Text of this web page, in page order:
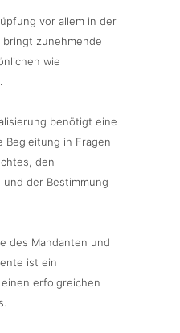
vor allem in der
bringt zunehmende
wie
benötigt eine
Begleitung in Fragen
den
der Bestimmung
des Mandanten und
ist ein
erfolgreichen